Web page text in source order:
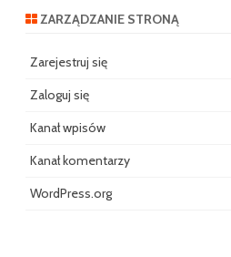
ZARZĄDZANIE STRONĄ
Zarejestruj się
Zaloguj się
Kanał wpisów
Kanał komentarzy
WordPress.org